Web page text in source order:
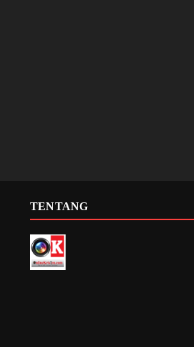
TENTANG